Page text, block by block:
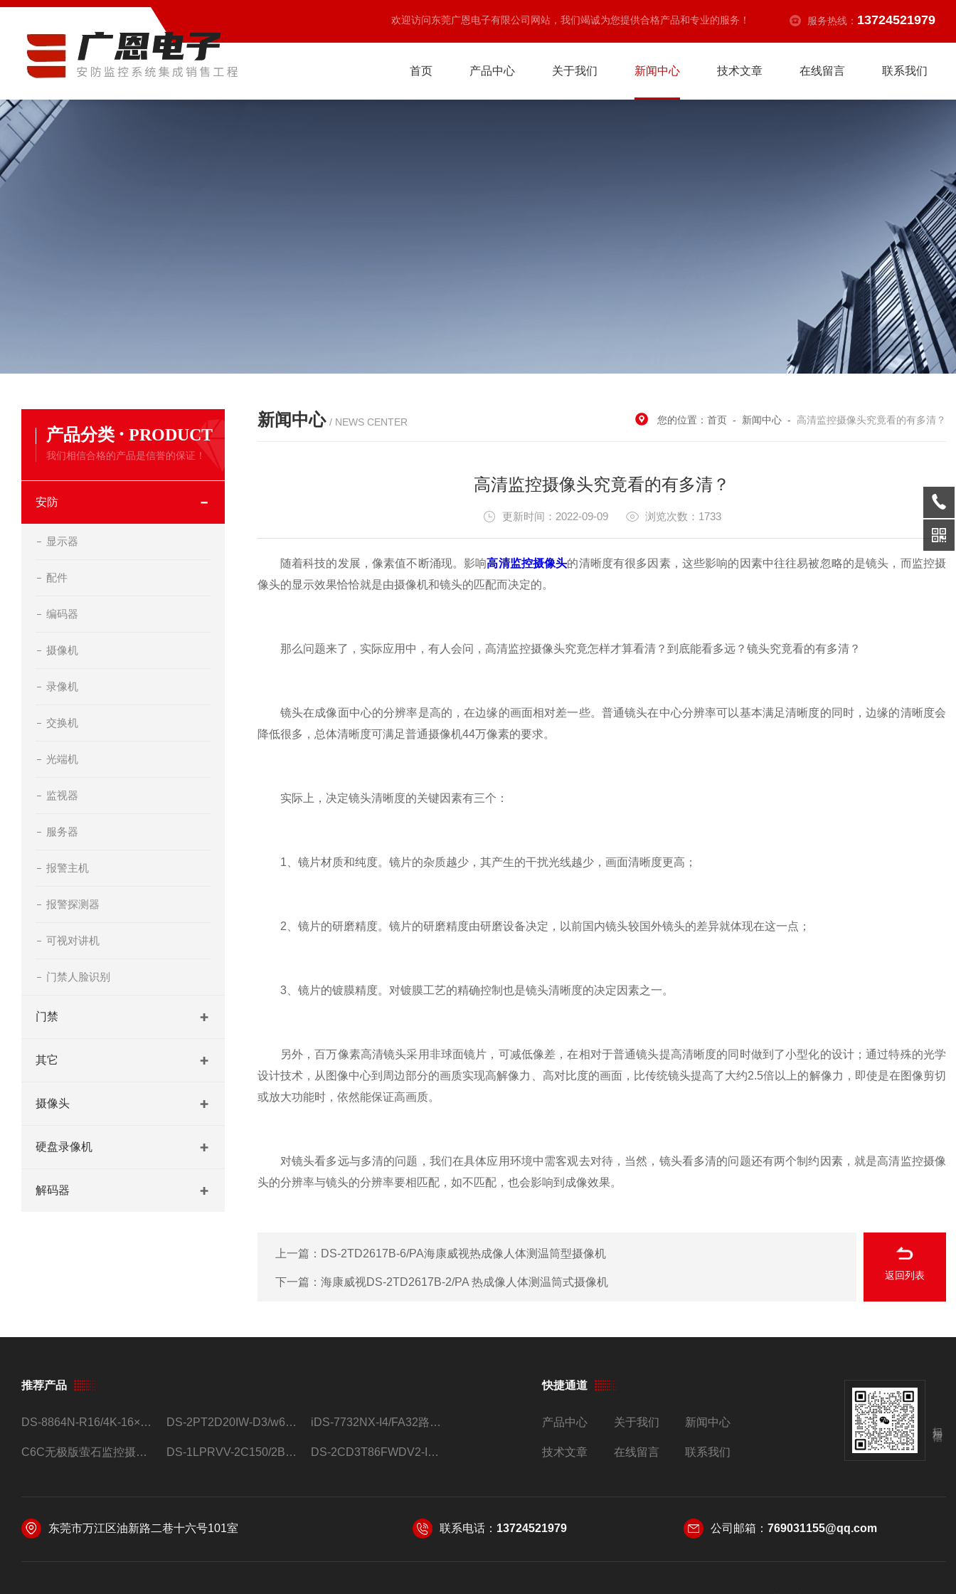
欢迎访问东莞广恩电子有限公司网站，我们竭诚为您提供合格产品和专业的服务！ 服务热线： 13724521979
首页 产品中心 关于我们 新闻中心 技术文章 在线留言 联系我们
产品分类 · PRODUCT
我们相信合格的产品是信誉的保证！
安防
显示器
配件
编码器
摄像机
录像机
交换机
光端机
监视器
服务器
报警主机
报警探测器
可视对讲机
门禁人脸识别
门禁
其它
摄像头
硬盘录像机
解码器
新闻中心 / NEWS CENTER 您的位置： 首页 - 新闻中心 - 高清监控摄像头究竟看的有多清？
高清监控摄像头究竟看的有多清？
更新时间：2022-09-09 浏览次数：1733
随着科技的发展，像素值不断涌现。影响高清监控摄像头的清晰度有很多因素，这些影响的因素中往往易被忽略的是镜头，而监控摄
像头的显示效果恰恰就是由摄像机和镜头的匹配而决定的。
那么问题来了，实际应用中，有人会问，高清监控摄像头究竟怎样才算看清？到底能看多远？镜头究竟看的有多清？
镜头在成像面中心的分辨率是高的，在边缘的画面相对差一些。普通镜头在中心分辨率可以基本满足清晰度的同时，边缘的清晰度会
降低很多，总体清晰度可满足普通摄像机44万像素的要求。
实际上，决定镜头清晰度的关键因素有三个：
1、镜片材质和纯度。镜片的杂质越少，其产生的干扰光线越少，画面清晰度更高；
2、镜片的研磨精度。镜片的研磨精度由研磨设备决定，以前国内镜头较国外镜头的差异就体现在这一点；
3、镜片的镀膜精度。对镀膜工艺的精确控制也是镜头清晰度的决定因素之一。
另外，百万像素高清镜头采用非球面镜片，可减低像差，在相对于普通镜头提高清晰度的同时做到了小型化的设计；通过特殊的光学
设计技术，从图像中心到周边部分的画质实现高解像力、高对比度的画面，比传统镜头提高了大约2.5倍以上的解像力，即使是在图像剪切
或放大功能时，依然能保证高画质。
对镜头看多远与多清的问题，我们在具体应用环境中需客观去对待，当然，镜头看多清的问题还有两个制约因素，就是高清监控摄像
头的分辨率与镜头的分辨率要相匹配，如不匹配，也会影响到成像效果。
上一篇： DS-2TD2617B-6/PA海康威视热成像人体测温筒型摄像机
下一篇： 海康威视DS-2TD2617B-2/PA 热成像人体测温筒式摄像机
返回列表
推荐产品
DS-8864N-R16/4K-16×4T/希捷16盘位录像机 DS-2PT2D20IW-D3/w64路高清硬盘录像机 iDS-7732NX-I4/FA32路监控硬盘录像机
C6C无极版萤石监控摄像头 DS-1LPRVV-2C150/2B监控室外夜视高清电源线护套线200米/卷 DS-2CD3T86FWDV2-I8S4g监控摄像头
快捷通道
产品中心 关于我们 新闻中心
技术文章 在线留言 联系我们
东莞市万江区油新路二巷十六号101室 联系电话： 13724521979 公司邮箱： 769031155@qq.com